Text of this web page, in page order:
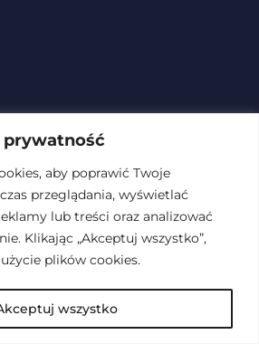
prywatność
aby poprawić Twoje
przeglądania, wyświetlać
lub treści oraz analizować
Klikając „Akceptuj wszystko”,
plików cookies.
wszystko